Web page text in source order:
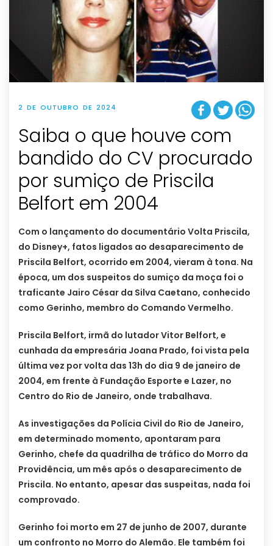
2 DE OUTUBRO DE 2024
Saiba o que houve com
bandido do CV procurado
por sumiço de Priscila
Belfort em 2004
Com o lançamento do documentário Volta Priscila,
do Disney+, fatos ligados ao desaparecimento de
Priscila Belfort, ocorrido em 2004, vieram à tona. Na
época, um dos suspeitos do sumiço da moça foi o
traficante Jairo César da Silva Caetano, conhecido
como Gerinho, membro do Comando Vermelho.
Priscila Belfort, irmã do lutador Vitor Belfort, e
cunhada da empresária Joana Prado, foi vista pela
última vez por volta das 13h do dia 9 de janeiro de
2004, em frente à Fundação Esporte e Lazer, no
Centro do Rio de Janeiro, onde trabalhava.
As investigações da Polícia Civil do Rio de Janeiro,
em determinado momento, apontaram para
Gerinho, chefe da quadrilha de tráfico do Morro da
Providência, um mês após o desaparecimento de
Priscila. No entanto, apesar das suspeitas, nada foi
comprovado.
Gerinho foi morto em 27 de junho de 2007, durante
um confronto no Morro do Alemão. Ele também foi